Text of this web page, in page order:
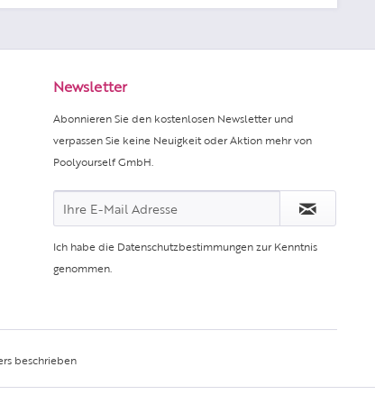
Newsletter
Abonnieren Sie den kostenlosen Newsletter und
verpassen Sie keine Neuigkeit oder Aktion mehr von
Poolyourself GmbH.
Ich habe die Datenschutzbestimmungenzur Kenntnis
genommen.
beschrieben